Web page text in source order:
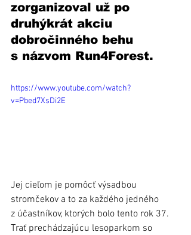
zorganizoval už po
druhýkrát akciu
dobročinného behu
s názvom Run4Forest.
https://www.youtube.com/watch?
v=Pbed7XsDi2E
Jej cieľom je pomôcť výsadbou
stromčekov a to za každého jedného
z účastníkov, ktorých bolo tento rok 37.
Trať prechádzajúcu lesoparkom so